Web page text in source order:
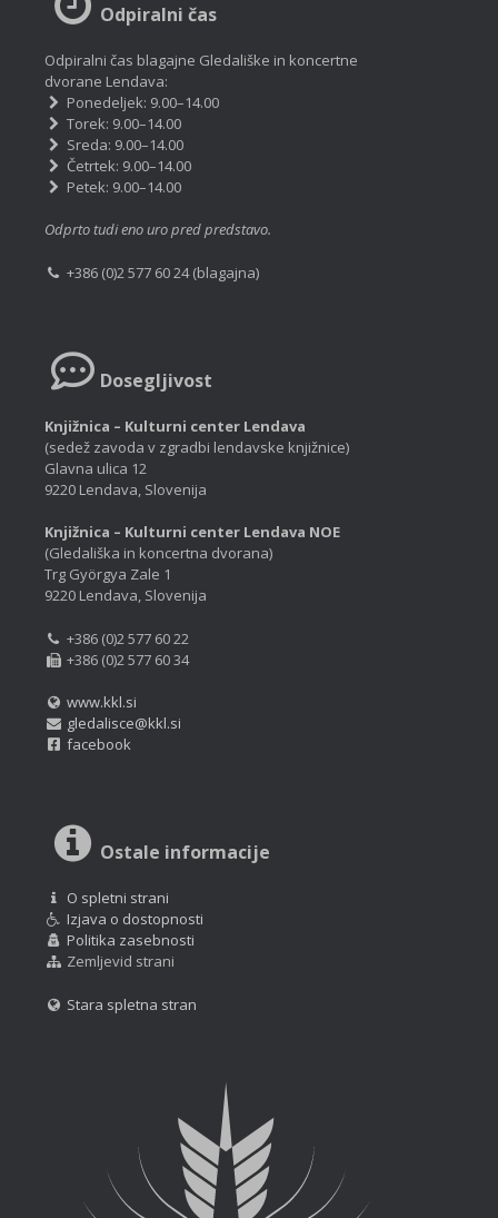
Odpiralni čas
Odpiralni čas blagajne Gledališke in koncertne
dvorane Lendava:
Ponedeljek: 9.00–14.00
Torek: 9.00–14.00
Sreda: 9.00–14.00
Četrtek: 9.00–14.00
Petek: 9.00–14.00
Odprto tudi eno uro pred predstavo.
+386 (0)2 577 60 24 (blagajna)
Dosegljivost
Knjižnica – Kulturni center Lendava
(sedež zavoda v zgradbi lendavske knjižnice)
Glavna ulica 12
9220 Lendava, Slovenija
Knjižnica – Kulturni center Lendava NOE
(Gledališka in koncertna dvorana)
Trg Györgya Zale 1
9220 Lendava, Slovenija
+386 (0)2 577 60 22
+386 (0)2 577 60 34
www.kkl.si
gledalisce@kkl.si
facebook
Ostale informacije
O spletni strani
Izjava o dostopnosti
Politika zasebnosti
Zemljevid strani
Stara spletna stran